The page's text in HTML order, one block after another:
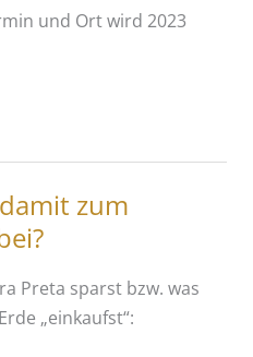
und Ort wird 2023
zum
Preta sparst bzw. was
„einkaufst“: